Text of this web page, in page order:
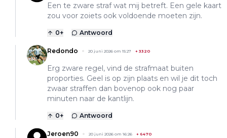
Een te zware straf wat mij betreft. Een gele kaart
zou voor zoiets ook voldoende moeten zijn.
0+ Antwoord
Redondo 20 juni 2026 om 15:27 + 3320
Erg zware regel, vind de strafmaat buiten
proporties. Geel is op zijn plaats en wil je dit toch
zwaar straffen dan bovenop ook nog paar
minuten naar de kantlijn.
0+ Antwoord
Jeroen90 20 juni 2026 om 16:26 + 6470